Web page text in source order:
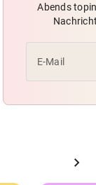
Abends
E-Mail
chevron_right